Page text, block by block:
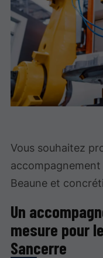
Vous souhaitez
Beaune et
Un
mesure pour
Sancerre